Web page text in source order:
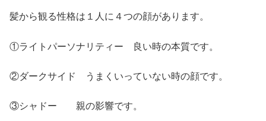
髪から観る性格は１人に４つの顔があります。
①ライトパーソナリティー 良い時の本質です。
②ダークサイド うまくいっていない時の顔です。
③シャドー 親の影響です。